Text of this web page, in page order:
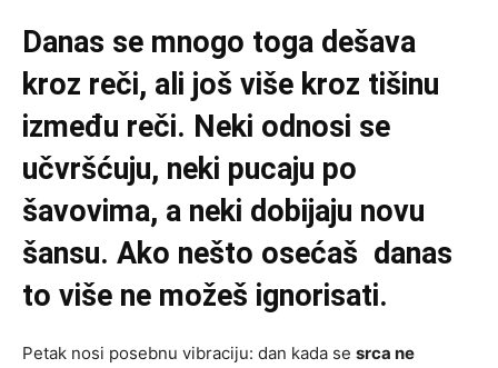
Danas se mnogo toga dešava
kroz reči, ali još više kroz tišinu
između reči. Neki odnosi se
učvršćuju, neki pucaju po
šavovima, a neki dobijaju novu
šansu. Ako nešto osećaš danas
to više ne možeš ignorisati.
Petak nosi posebnu vibraciju: dan kada se srca ne